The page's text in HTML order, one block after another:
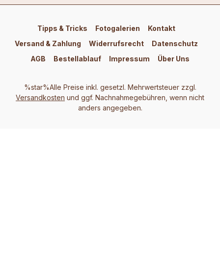
Tipps & Tricks Fotogalerien
Kontakt
Versand & Zahlung
Widerrufsrecht
Datenschutz
AGB
Bestellablauf Impressum Über Uns
%star%Alle Preise inkl. gesetzl. Mehrwertsteuer zzgl.
Versandkosten und ggf. Nachnahmegebühren, wenn nicht
anders angegeben.